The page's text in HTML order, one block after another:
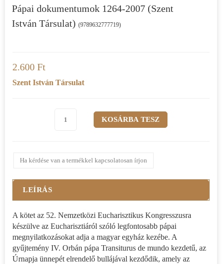
Pápai dokumentumok 1264-2007 (Szent
István Társulat) (9789632777719)
2.600 Ft
Szent István Társulat
Ha kérdése van a termékkel kapcsolatosan írjon
LEÍRÁS
A kötet az 52. Nemzetközi Eucharisztikus Kongresszusra
készülve az Eucharisztiáról szóló legfontosabb pápai
megnyilatkozásokat adja a magyar egyház kezébe. A
gyűjtemény IV. Orbán pápa Transiturus de mundo kezdetű, az
Úrnapja ünnepét elrendelő bullájával kezdődik, amely az